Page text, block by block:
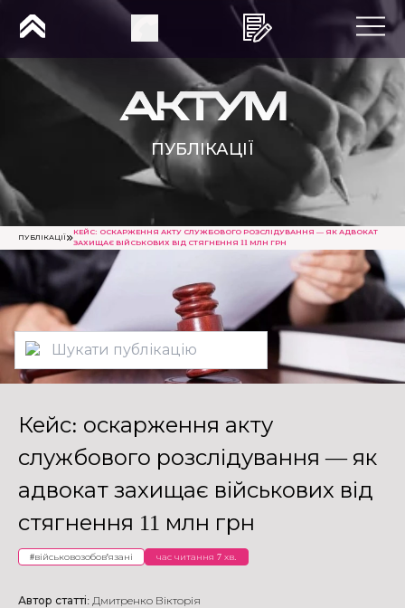
ПУБЛІКАЦІЇ
ПУБЛІКАЦІЇ
КЕЙС: ОСКАРЖЕННЯ АКТУ СЛУЖБОВОГО РОЗСЛІДУВАННЯ — ЯК АДВОКАТ
ЗАХИЩАЄ ВІЙСЬКОВИХ ВІД СТЯГНЕННЯ 11 МЛН ГРН
Кейс: оскарження акту
службового розслідування — як
адвокат захищає військових від
стягнення 11 млн грн
#військовозобов'язані час читання 7 хв.
Автор статті: Дмитренко Вікторія